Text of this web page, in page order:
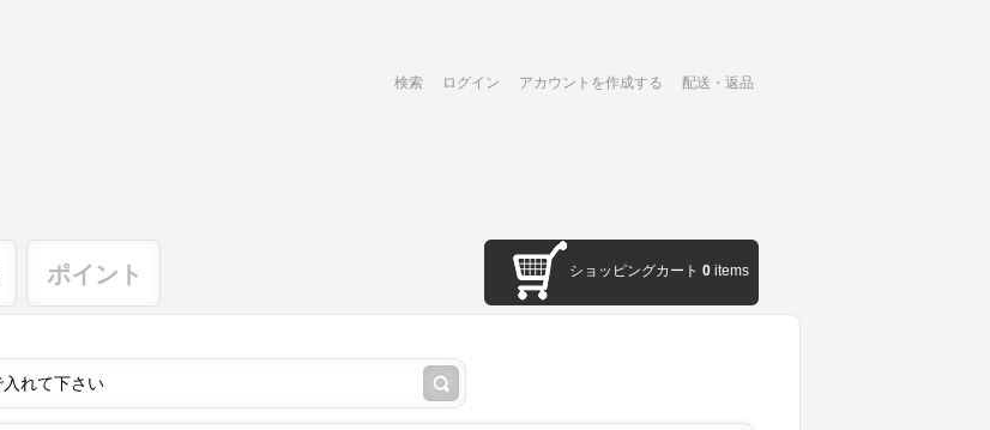
検索 ログイン アカウントを作成する 配送・返品
ポイント ショッピングカート 0 items